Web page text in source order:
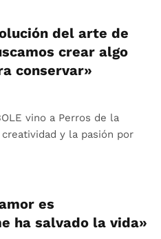
del arte de
crear algo
conservar»
vino a Perros de la
y la pasión por
es
ha salvado la vida»